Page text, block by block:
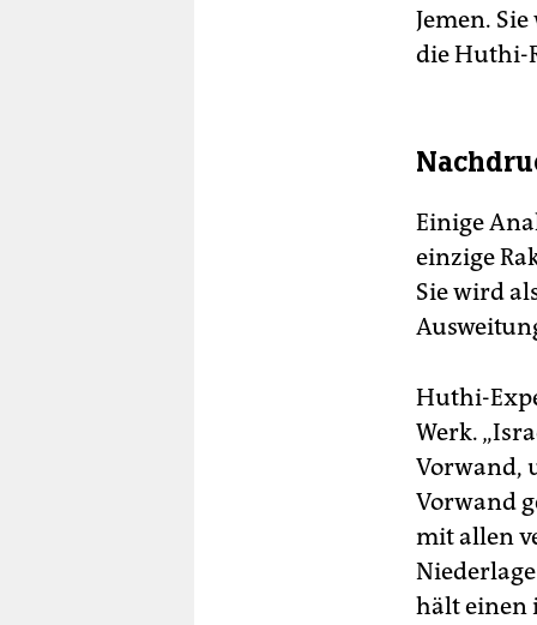
Jemen.
die Huthi-
Einige
einzige
Sie wird
Huthi-
Werk.
Vorwand,
Vorwand
mit allen
hält einen